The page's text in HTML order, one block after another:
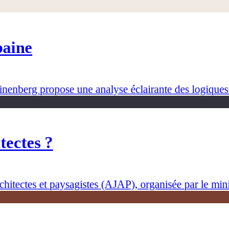
propose une analyse éclairante des
?
et paysagistes (AJAP), organisée par le